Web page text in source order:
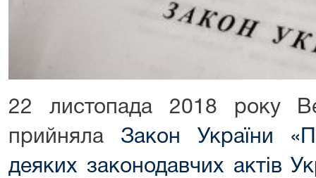
22 листопада 2018 року
прийняла Закон України
деяких законодавчих актів